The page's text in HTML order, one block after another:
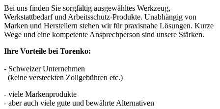
Bei uns finden Sie sorgfältig ausgewähltes Werkzeug,
Werkstattbedarf und Arbeitsschutz-Produkte. Unabhängig von
Marken und Herstellern stehen wir für praxisnahe Lösungen. Kurze
Wege und eine kompetente Ansprechperson sind unsere Stärken.
Ihre Vorteile bei Torenko:
- Schweizer Unternehmen
(keine versteckten Zollgebühren etc.)
- viele Markenprodukte
- aber auch viele gute und bewährte Alternativen